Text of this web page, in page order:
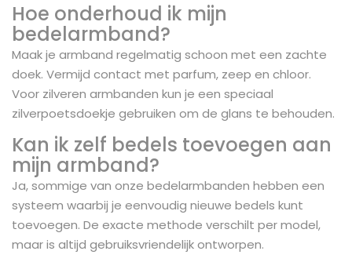
Hoe onderhoud ik mijn
bedelarmband?
Maak je armband regelmatig schoon met een zachte
doek. Vermijd contact met parfum, zeep en chloor.
Voor zilveren armbanden kun je een speciaal
zilverpoetsdoekje gebruiken om de glans te behouden.
Kan ik zelf bedels toevoegen aan
mijn armband?
Ja, sommige van onze bedelarmbanden hebben een
systeem waarbij je eenvoudig nieuwe bedels kunt
toevoegen. De exacte methode verschilt per model,
maar is altijd gebruiksvriendelijk ontworpen.